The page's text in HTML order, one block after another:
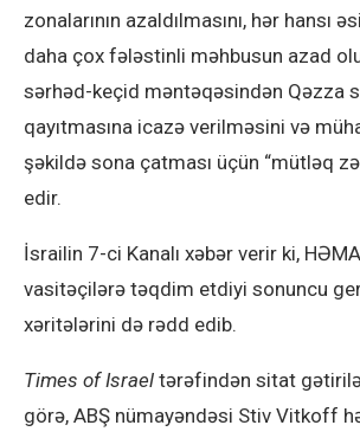
zonalarının azaldılmasını, hər hansı
daha çox fələstinli məhbusun azad
sərhəd-keçid məntəqəsindən Qəzza
qayıtmasına icazə verilməsini və
şəkildə sona çatması üçün “mütləq
edir.
İsrailin 7-ci Kanalı xəbər verir ki,
vasitəçilərə təqdim etdiyi sonuncu
xəritələrini də rədd edib.
Times of Israel tərəfindən sitat
görə, ABŞ nümayəndəsi Stiv Vitkoff